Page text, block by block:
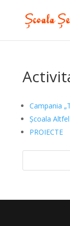
Campania
Școala Altfel
PROIECTE